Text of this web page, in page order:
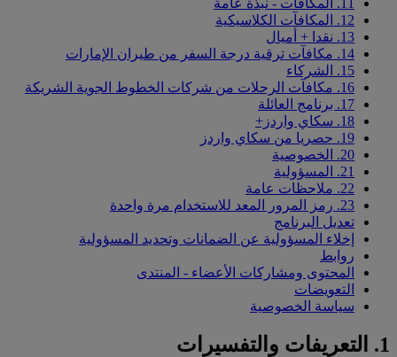
12. المكافآت الكلاسيكية
13. نقدا + أميال
14. مكافآت ترقية درجة السفر من طيران الإمارات
15. الشركاء
16. مكافآت الرحلات من شركات الخطوط الجوية الشريكة
17. برنامج العائلة
18. سكاي واردز+
19. حصريا من سكاي واردز
20. الخصوصية
21. المسؤولية
22. ملاحظات عامة
23. رمز المرور المعد للاستخدام مرة واحدة
تعديل البرنامج
إخلاء المسؤولية عن الضمانات وتحديد المسؤولية
روابط
المحتوى ومشاركات الأعضاء - المنتدى
التعويضات
سياسة الخصوصية
1. التعريفات والتفسيرات